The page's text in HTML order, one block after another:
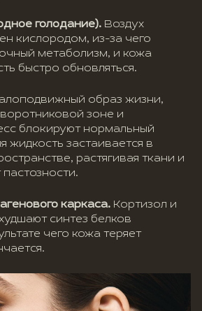
голодание). Воздух
кислородом, из-за чего
метаболизм, и кожа
быстро обновляться.
образ жизни,
зоне и
блокируют нормальный
жидкость застаивается в
растягивая ткани и
каркаса. Кортизол и
синтез белков
чего кожа теряет